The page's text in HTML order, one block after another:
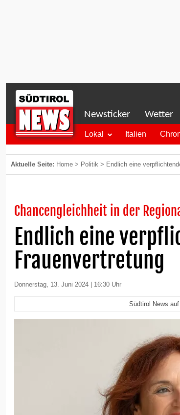
Newsticker Wetter
Lokal Italien
Aktuelle Seite: Home > Politik > Endlich eine
Chancengleichheit in der
Endlich eine
Frauenvertretung
Donnerstag, 13. Juni 2024 | 16:30 Uhr
Südtirol News